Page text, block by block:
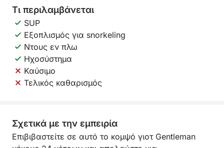
Τι περιλαμβάνεται
SUP
Εξοπλισμός για snorkeling
Ντους εν πλω
Ηχοσύστημα
Καύσιμο
Τελικός καθαρισμός
Σχετικά με την εμπειρία
Επιβιβαστείτε σε αυτό το κομψό γιοτ Gentleman